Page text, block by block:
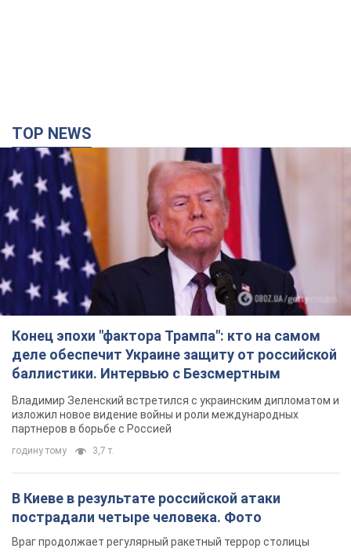
TOP NEWS
Конец эпохи "фактора Трампа": кто на самом
деле обеспечит Украине защиту от российской
баллистики. Интервью с Безсмертным
Владимир Зеленский встретился с украинским дипломатом и
изложил новое видение войны и роли международных
партнеров в борьбе с Россией
годину тому 3,7 т.
В Киеве в результате российской атаки
пострадали четыре человека. Фото
Враг продолжает регулярный ракетный террор столицы